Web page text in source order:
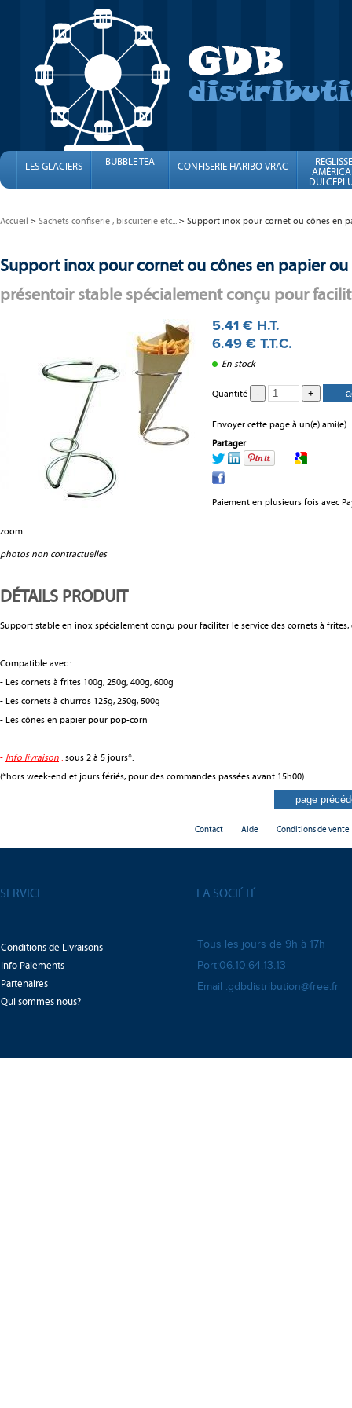
LES GLACIERS BUBBLE TEA CONFISERIE HARIBO VRAC
FINI
Accueil Sachets confiserie , biscuiterie etc... Support inox pour cornet ou cônes en
Support inox pour cornet ou cônes en papier
présentoir stable spécialement conçu pour
zoom
photos non contractuelles
5.41 € H.T.
6.49 € T.T.C.
En stock
Quantité
Envoyer cette page à un(e) ami(e)
Partager
Paiement en plusieurs fois avec
DÉTAILS PRODUIT
Support stable en inox spécialement conçu pour faciliter le service des cornets à frites,
Compatible avec :
- Les cornets à frites 100g, 250g, 400g, 600g
- Les cornets à churros 125g, 250g, 500g
- Les cônes en papier pour pop-corn
- Info livraison : sous 2 à 5 jours*.
(*hors week-end et jours fériés, pour des commandes passées avant 15h00)
Contact Aide Conditions de vente
SERVICE LA SOCIÉTÉ
Conditions de Livraisons
Info Paiements
Partenaires
Qui sommes nous?
Tous les jours de 9h à 17h
Port:06.10.64.13.13
Email :gdbdistribution@free.fr